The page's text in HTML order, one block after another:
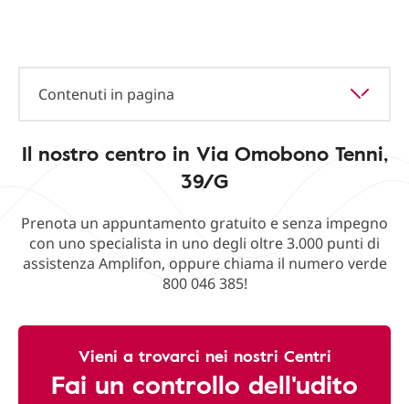
Contenuti in pagina
Il nostro centro in Via Omobono Tenni,
39/G
Prenota un appuntamento gratuito e senza impegno
con uno specialista in uno degli oltre 3.000 punti di
assistenza Amplifon, oppure chiama il numero verde
800 046 385!
Vieni a trovarci nei nostri Centri
Fai un controllo dell'udito